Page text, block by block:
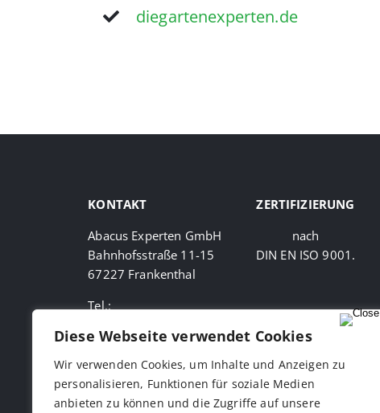
Diese Webseite verwendet Cookies
Wir verwenden Cookies, um Inhalte und Anzeigen zu
personalisieren, Funktionen für soziale Medien
anbieten zu können und die Zugriffe auf unsere
diegartenexperten.de
KONTAKT
Abacus Experten GmbH
Bahnhofsstraße 11-15
67227 Frankenthal
Tel.:
100
Fax:
+49 (0)6233 – 51 11
199
ZERTIFIZIERUNG
nach
DIN EN ISO 9001.